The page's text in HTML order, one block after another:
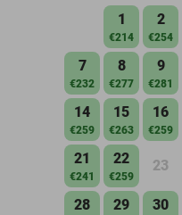
1
€214
2
€254
7
€232
8
€277
9
€281
14
€259
15
€263
16
€259
21
€241
22
€259
23
28 29 30